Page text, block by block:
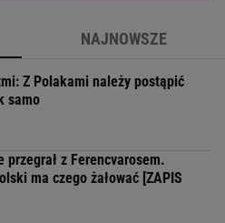
NAJNOWSZE
Z Polakami należy postąpić
samo
przegrał z Ferencvarosem.
ma czego żałować [ZAPIS